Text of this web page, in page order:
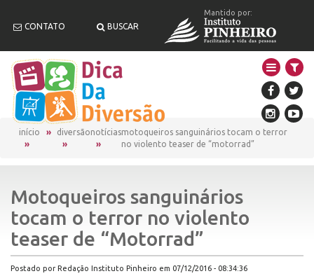
CONTATO BUSCAR
Mantido por:
início diversãonotíciasmotoqueiros sanguinários tocam o terror
no violento teaser de “motorrad”
Motoqueiros sanguinários
tocam o terror no violento
teaser de “Motorrad”
Postado por Redação Instituto Pinheiro em 07/12/2016 - 08:34:36